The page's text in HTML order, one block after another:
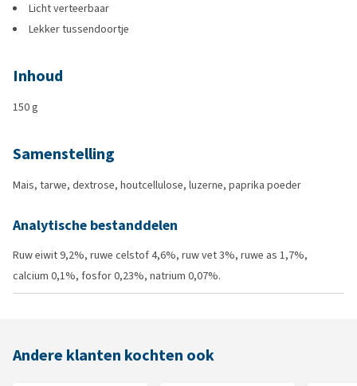
Licht verteerbaar
Lekker tussendoortje
Inhoud
150 g
Samenstelling
Mais, tarwe, dextrose, houtcellulose, luzerne, paprika poeder
Analytische bestanddelen
Ruw eiwit 9,2%, ruwe celstof 4,6%, ruw vet 3%, ruwe as 1,7%,
calcium 0,1%, fosfor 0,23%, natrium 0,07%.
Andere klanten kochten ook